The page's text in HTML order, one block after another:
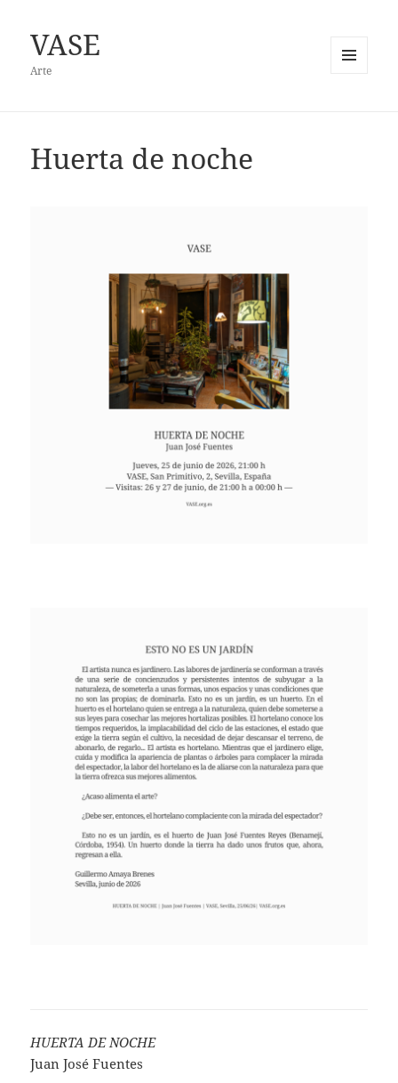
VASE
Arte
Huerta de noche
HUERTA DE NOCHE
Juan José Fuentes